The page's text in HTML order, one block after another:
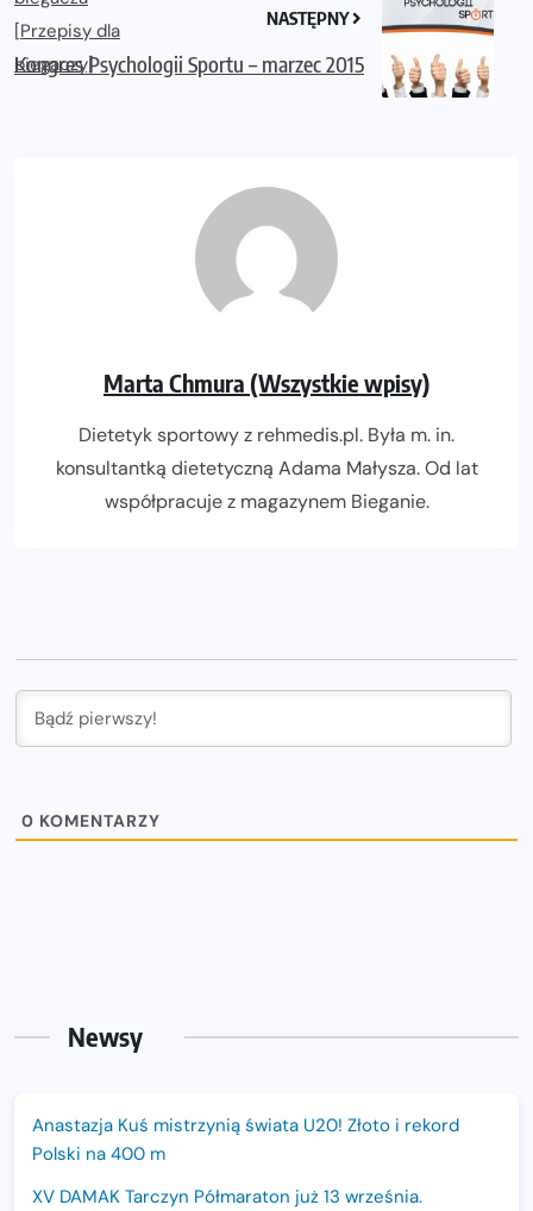
NASTĘPNY
Kongres Psychologii Sportu – marzec 2015
Marta Chmura (Wszystkie wpisy)
Dietetyk sportowy z rehmedis.pl. Była m. in.
konsultantką dietetyczną Adama Małysza. Od lat
współpracuje z magazynem Bieganie.
0 KOMENTARZY
Newsy
Anastazja Kuś mistrzynią świata U20! Złoto i rekord
Polski na 400 m
XV DAMAK Tarczyn Półmaraton już 13 września.